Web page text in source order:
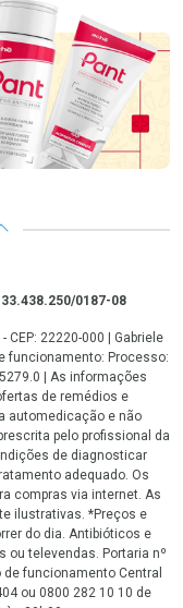
0187-08
CEP: 22220-000 | Gabriele
funcionamento: Processo:
| As informações
de remédios e
automedicação e não
pelo profissional da
de diagnosticar
adequado. Os
compras via internet. As
ilustrativas. *Preços e
do dia. Antibióticos e
ou televendas. Portaria nº
funcionamento Central
ou 0800 282 10 10 de